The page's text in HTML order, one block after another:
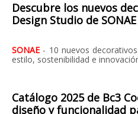
Descubre los nuevos
Design Studio de SONAE
SONAE - 10 nuevos
estilo, sostenibilidad e
Catálogo 2025 de Bc3
diseño y funcionalidad